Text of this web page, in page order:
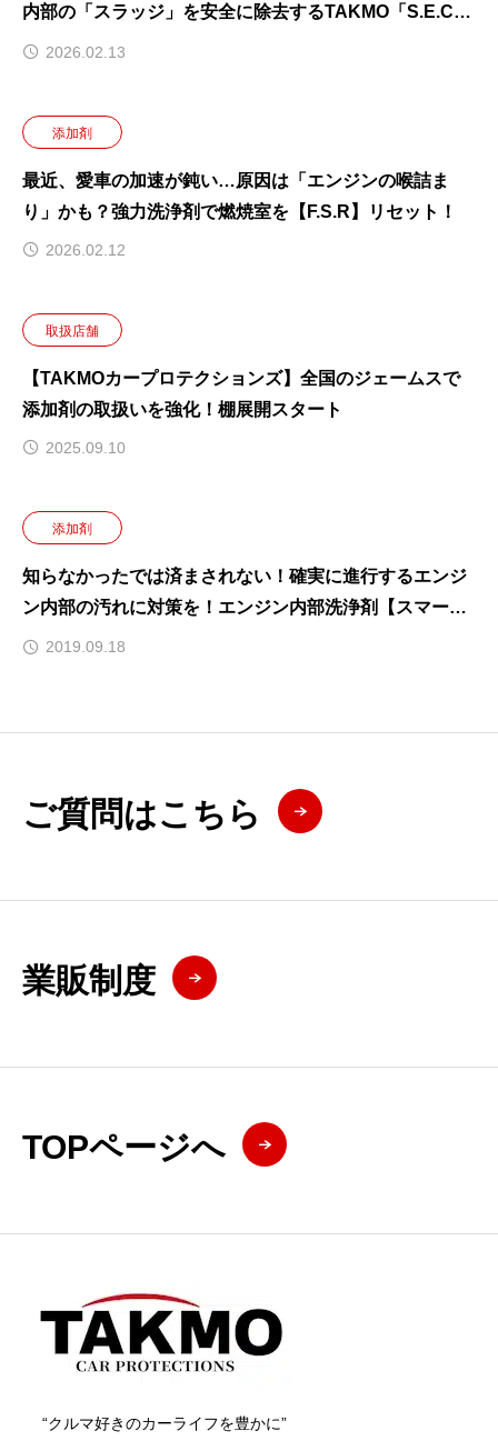
内部の「スラッジ」を安全に除去するTAKMO「S.E.C」
徹底解説
2026.02.13
添加剤
最近、愛車の加速が鈍い…原因は「エンジンの喉詰ま
り」かも？強力洗浄剤で燃焼室を【F.S.R】リセット！
2026.02.12
取扱店舗
【TAKMOカープロテクションズ】全国のジェームスで
添加剤の取扱いを強化！棚展開スタート
2025.09.10
添加剤
知らなかったでは済まされない！確実に進行するエンジ
ン内部の汚れに対策を！エンジン内部洗浄剤【スマー
ト・エンジン・クリーン】
2019.09.18
ご質問はこちら
業販制度
TOPページへ
“クルマ好きのカーライフを豊かに”